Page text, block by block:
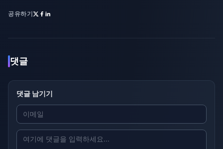
공유하기
댓글
댓글 남기기